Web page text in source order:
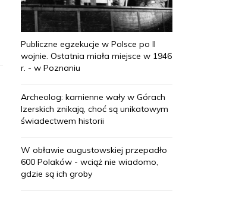
Publiczne egzekucje w Polsce po II
wojnie. Ostatnia miała miejsce w 1946
r. - w Poznaniu
Archeolog: kamienne wały w Górach
Izerskich znikają, choć są unikatowym
świadectwem historii
W obławie augustowskiej przepadło
600 Polaków - wciąż nie wiadomo,
gdzie są ich groby